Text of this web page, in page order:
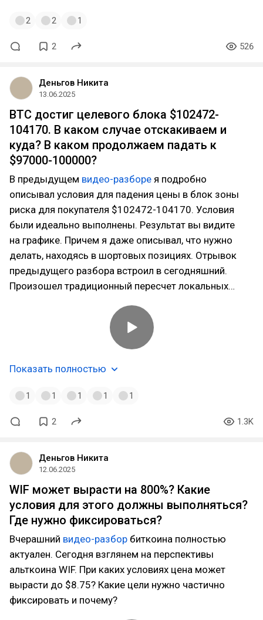
2 2 1
2 526
Деньгов Никита
13.06.2025
BTC достиг целевого блока $102472-
104170. В каком случае отскакиваем и
куда? В каком продолжаем падать к
$97000-100000?
В предыдущем видео-разборе я подробно
описывал условия для падения цены в блок зоны
риска для покупателя $102472-104170. Условия
были идеально выполнены. Результат вы видите
на графике. Причем я даже описывал, что нужно
делать, находясь в шортовых позициях. Отрывок
предыдущего разбора встроил в сегодняшний.
Произошел традиционный пересчет локальных…
Показать полностью
1 1 1 1 1
2 1.3K
Деньгов Никита
12.06.2025
WIF может вырасти на 800%? Какие
условия для этого должны выполняться?
Где нужно фиксироваться?
Вчерашний видео-разбор биткоина полностью
актуален. Сегодня взглянем на перспективы
альткоина WIF. При каких условиях цена может
вырасти до $8.75? Какие цели нужно частично
фиксировать и почему?